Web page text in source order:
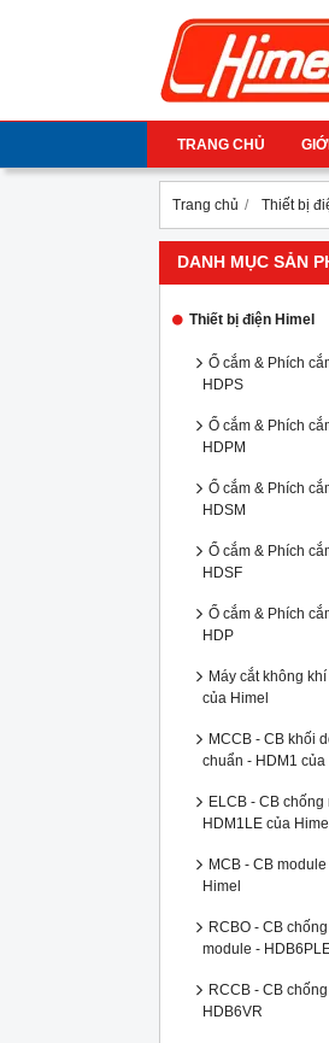
TRANG CHỦ
Trang chủ Thiết bị
DANH MỤC SẢN
Thiết bị điện Himel
Ổ cắm & Phích
HDPS
Ổ cắm & Phích
HDPM
Ổ cắm & Phích
HDSM
Ổ cắm & Phích
HDSF
Ổ cắm & Phích
HDP
Máy cắt không
của Himel
MCCB - CB khối
chuẩn - HDM1 của
ELCB - CB
HDM1LE của Himel
MCB - CB
Himel
RCBO - CB
module -
RCCB - CB
HDB6VR